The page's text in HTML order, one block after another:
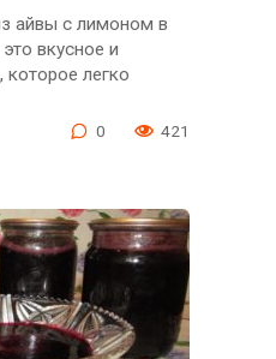
айвы с лимоном в
вкусное и
легко
0 421